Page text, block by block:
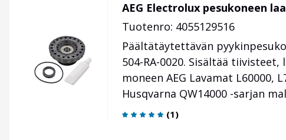
AEG Electrolux pesukoneen
Tuotenro: 4055129516
Päältätäytettävän
504-RA-0020. Sisältää
moneen AEG Lavamat L60000,
Husqvarna QW14000 -sarjan
(1)